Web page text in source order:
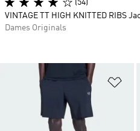
(54)
VINTAGE TT HIGH KNITTED RIBS
Dames Originals